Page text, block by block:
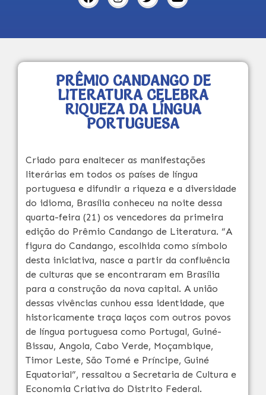
PRÊMIO CANDANGO DE
LITERATURA CELEBRA
RIQUEZA DA LÍNGUA
PORTUGUESA
Criado para enaltecer as manifestações
literárias em todos os países de língua
portuguesa e difundir a riqueza e a diversidade
do idioma, Brasília conheceu na noite dessa
quarta-feira (21) os vencedores da primeira
edição do Prêmio Candango de Literatura. “A
figura do Candango, escolhida como símbolo
desta iniciativa, nasce a partir da confluência
de culturas que se encontraram em Brasília
para a construção da nova capital. A união
dessas vivências cunhou essa identidade, que
historicamente traça laços com outros povos
de língua portuguesa como Portugal, Guiné-
Bissau, Angola, Cabo Verde, Moçambique,
Timor Leste, São Tomé e Príncipe, Guiné
Equatorial”, ressaltou a Secretaria de Cultura e
Economia Criativa do Distrito Federal.